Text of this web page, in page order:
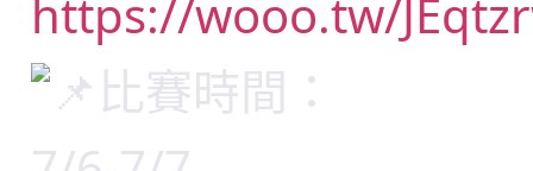
https://wooo.tw/
比賽時間：